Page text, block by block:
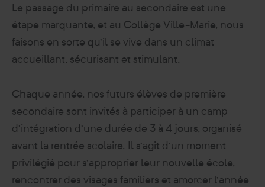
Le passage du primaire au secondaire est une
étape marquante, et au Collège Ville-Marie, nous
faisons en sorte qu’il se vive dans un climat
accueillant, sécurisant et stimulant.
Chaque année, nos futurs élèves de première
secondaire sont invités à participer à un camp
d’intégration d’une durée de 3 à 4 jours, organisé
avant la rentrée scolaire. Il s’agit d’un moment
privilégié pour s’approprier leur nouvelle école,
rencontrer des visages familiers et amorcer l’année